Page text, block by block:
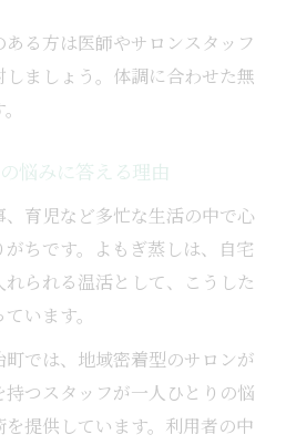
る方は医師やサロンスタッフ
ましょう。体調に合わせた無
悩みに答える理由
育児など多忙な生活の中で心
ちです。よもぎ蒸しは、自宅
られる温活として、こうした
います。
では、地域密着型のサロンが
つスタッフが一人ひとりの悩
提供しています。利用者の中